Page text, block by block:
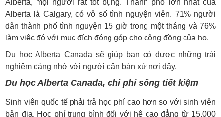
Alberta, mọi người rất tốt bụng. Thành phố lớn nhất của
Alberta là Calgary, có vô số tình nguyện viên. 71% người
dân thành phố tình nguyện 15 giờ trong một tháng và 76%
làm việc đó với mục đích đóng góp cho cộng đồng của họ.
Du học Alberta Canada sẽ giúp bạn có được những trải
nghiệm đáng nhớ với người dân bản xứ nơi đây.
Du học Alberta Canada, chi phí sống tiết kiệm
Sinh viên quốc tế phải trả học phí cao hơn so với sinh viên
bản địa. Học phí trung bình đối với hệ cao đẳng từ 15,000